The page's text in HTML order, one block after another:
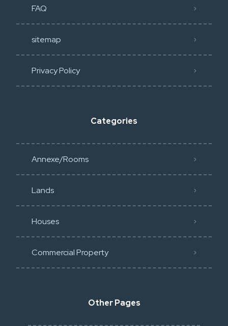
FAQ
sitemap
Privacy Policy​
Categories
Annexe/Rooms
Lands
Houses
Commercial Property
Other Pages